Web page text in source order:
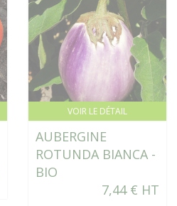
VOIR LE DÉTAIL
AUBERGINE
ROTUNDA BIANCA -
BIO
7,44 € HT